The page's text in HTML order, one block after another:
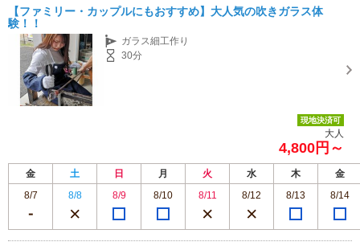
【ファミリー・カップルにもおすすめ】大人気の吹きガラス体
験！！
ガラス細工作り
30分
現地決済可
大人
4,800円～
金 土 日 月 火 水 木
金
8/7
8/8 8/9 8/10 8/11 8/12 8/13 8/14